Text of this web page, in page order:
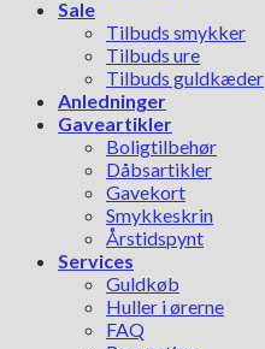
Sale
Tilbuds smykker
Tilbuds ure
Tilbuds guldkæder
Anledninger
Gaveartikler
Boligtilbehør
Dåbsartikler
Gavekort
Smykkeskrin
Årstidspynt
Services
Guldkøb
Huller i ørerne
FAQ